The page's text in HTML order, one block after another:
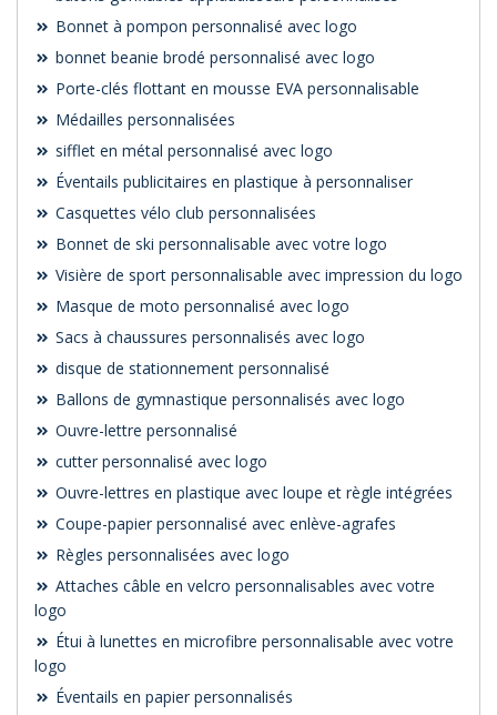
Bonnet à pompon personnalisé avec logo
bonnet beanie brodé personnalisé avec logo
Porte-clés flottant en mousse EVA personnalisable
Médailles personnalisées
sifflet en métal personnalisé avec logo
Éventails publicitaires en plastique à personnaliser
Casquettes vélo club personnalisées
Bonnet de ski personnalisable avec votre logo
Visière de sport personnalisable avec impression du logo
Masque de moto personnalisé avec logo
Sacs à chaussures personnalisés avec logo
disque de stationnement personnalisé
Ballons de gymnastique personnalisés avec logo
Ouvre-lettre personnalisé
cutter personnalisé avec logo
Ouvre-lettres en plastique avec loupe et règle intégrées
Coupe-papier personnalisé avec enlève-agrafes
Règles personnalisées avec logo
Attaches câble en velcro personnalisables avec votre
logo
Étui à lunettes en microfibre personnalisable avec votre
logo
Éventails en papier personnalisés